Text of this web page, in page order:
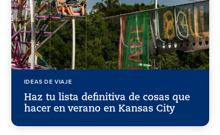
IDEAS DE VIAJE
Haz tu lista definitiva de cosas que
hacer en verano en Kansas City